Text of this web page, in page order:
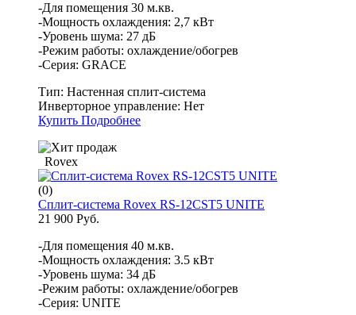
-Для помещения 30 м.кв.
-Мощность охлаждения: 2,7 кВт
-Уровень шума: 27 дБ
-Режим работы: охлаждение/обогрев
-Серия: GRACE
Тип: Настенная сплит-система
Инверторное управление: Нет
Купить Подробнее
Rovex
(0)
Сплит-система Rovex RS-12CST5 UNITE
21 900 Руб.
-Для помещения 40 м.кв.
-Мощность охлаждения: 3.5 кВт
-Уровень шума: 34 дБ
-Режим работы: охлаждение/обогрев
-Серия: UNITE